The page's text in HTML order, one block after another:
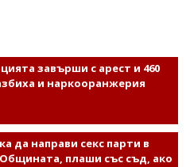
завърши с арест и 460
и наркооранжерия
да направи секс парти в
плаши със съд, ако